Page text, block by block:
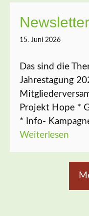
15. Juni 2026
Das sind die
Jahrestagung
Projekt Hope *
* Info-
Weiterlesen